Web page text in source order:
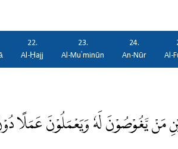
22.
Al-Ḥajj
23.
Al-Mu'minūn
24.
An-Nūr
Al-
مَنْ يَّغُوْصُوْنَ لَهٗ وَيَعْمَلُوْنَ عَمَلًا